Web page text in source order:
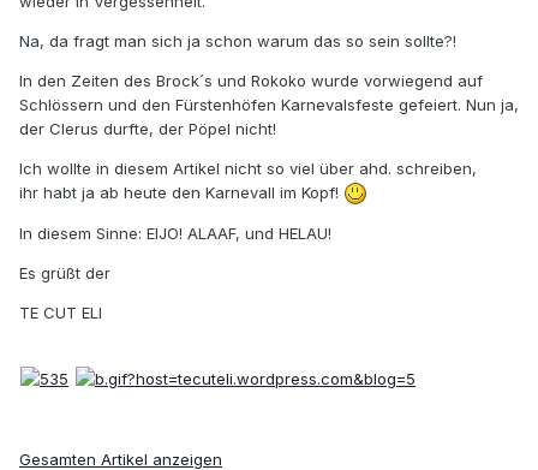
Na, da fragt man sich ja schon warum das so sein sollte?!
In den Zeiten des Brock´s und Rokoko wurde vorwiegend auf
Schlössern und den Fürstenhöfen Karnevalsfeste gefeiert. Nun ja,
der Clerus durfte, der Pöpel nicht!
Ich wollte in diesem Artikel nicht so viel über ahd. schreiben,
ihr habt ja ab heute den Karnevall im Kopf!
In diesem Sinne: EIJO! ALAAF, und HELAU!
Es grüßt der
TE CUT ELI
Gesamten Artikel anzeigen